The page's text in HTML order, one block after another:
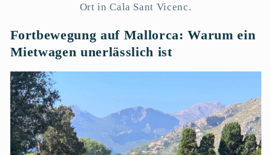
Ort in Cala Sant Vicenc.
Fortbewegung auf Mallorca: Warum ein
Mietwagen unerlässlich ist